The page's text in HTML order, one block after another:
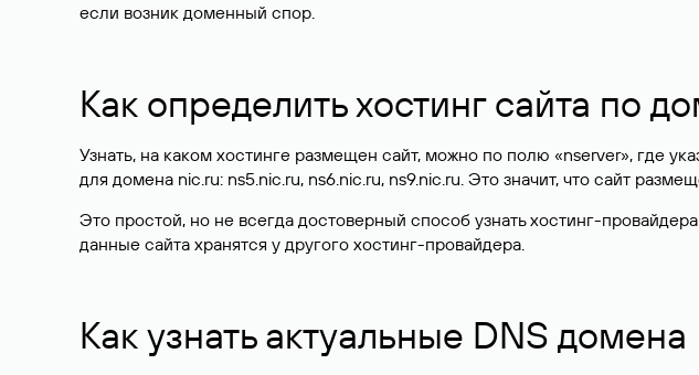
если возник доменный спор.
Как определить хостинг сайта по
Узнать, на каком хостинге размещен сайт, можно по полю «nserver», где
для домена nic.ru: ns5.nic.ru, ns6.nic.ru, ns9.nic.ru. Это значит, что сайт
Это простой, но не всегда достоверный способ узнать хостинг-
данные сайта хранятся у другого хостинг-провайдера.
Как узнать актуальные DNS домена